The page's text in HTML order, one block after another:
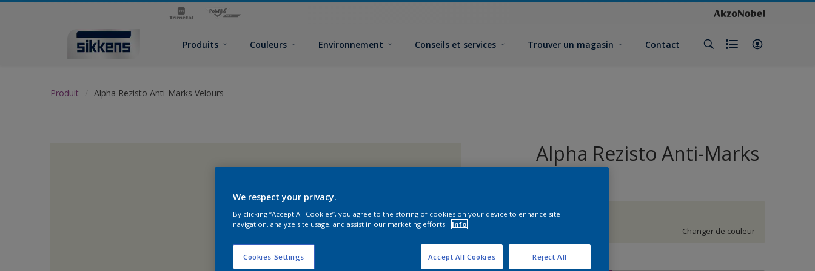
Produits Couleurs Environnement Conseils et services Trouver un magasin Contact
Produit Alpha Rezisto Anti-Marks Velours
Alpha Rezisto Anti-Marks
Velours
H2.03.90
Changer de couleur
Format
We respect your privacy.
By clicking “Accept All Cookies”, you agree to the storing of cookies on your device to enhance site
navigation, analyze site usage, and assist in our marketing efforts.
Info
Cookies Settings Reject All
Accept All Cookies